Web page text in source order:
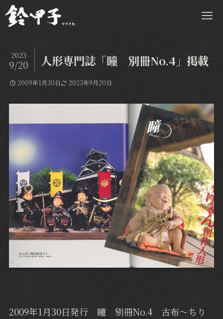
人形専門誌「瞳 別冊No.4」掲載
2023
9/20
2009年1月30日 2023年9月20日
2009年1月30日発行 瞳 別冊No.4 古布～ちり